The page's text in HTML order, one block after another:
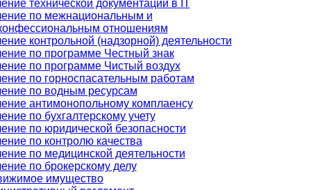
технической документации в IT
по межнациональным и
отношениям
контрольной (надзорной) деятельности
по программе Честный знак
по программе Чистый воздух
по горноспасательным работам
по водным ресурсам
антимонопольному комплаенсу
по бухгалтерскому учету
по юридической безопасности
по контролю качества
по медицинской деятельности
по брокерскому делу
имущество